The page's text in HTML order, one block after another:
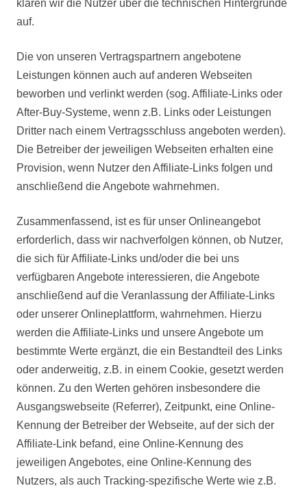
klären wir die Nutzer über die technischen Hintergründe
auf.
Die von unseren Vertragspartnern angebotene
Leistungen können auch auf anderen Webseiten
beworben und verlinkt werden (sog. Affiliate-Links oder
After-Buy-Systeme, wenn z.B. Links oder Leistungen
Dritter nach einem Vertragsschluss angeboten werden).
Die Betreiber der jeweiligen Webseiten erhalten eine
Provision, wenn Nutzer den Affiliate-Links folgen und
anschließend die Angebote wahrnehmen.
Zusammenfassend, ist es für unser Onlineangebot
erforderlich, dass wir nachverfolgen können, ob Nutzer,
die sich für Affiliate-Links und/oder die bei uns
verfügbaren Angebote interessieren, die Angebote
anschließend auf die Veranlassung der Affiliate-Links
oder unserer Onlineplattform, wahrnehmen. Hierzu
werden die Affiliate-Links und unsere Angebote um
bestimmte Werte ergänzt, die ein Bestandteil des Links
oder anderweitig, z.B. in einem Cookie, gesetzt werden
können. Zu den Werten gehören insbesondere die
Ausgangswebseite (Referrer), Zeitpunkt, eine Online-
Kennung der Betreiber der Webseite, auf der sich der
Affiliate-Link befand, eine Online-Kennung des
jeweiligen Angebotes, eine Online-Kennung des
Nutzers, als auch Tracking-spezifische Werte wie z.B.